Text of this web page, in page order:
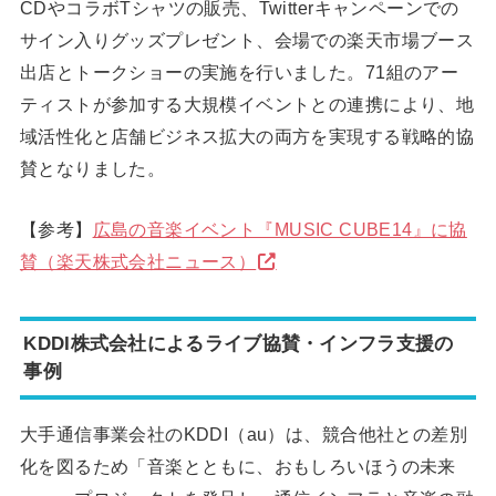
CDやコラボTシャツの販売、Twitterキャンペーンでの
サイン入りグッズプレゼント、会場での楽天市場ブース
出店とトークショーの実施を行いました。71組のアー
ティストが参加する大規模イベントとの連携により、地
域活性化と店舗ビジネス拡大の両方を実現する戦略的協
賛となりました。
【参考】
広島の音楽イベント『MUSIC CUBE14』に協
賛（楽天株式会社ニュース）
KDDI株式会社によるライブ協賛・インフラ支援の
事例
大手通信事業会社のKDDI（au）は、競合他社との差別
化を図るため「音楽とともに、おもしろいほうの未来